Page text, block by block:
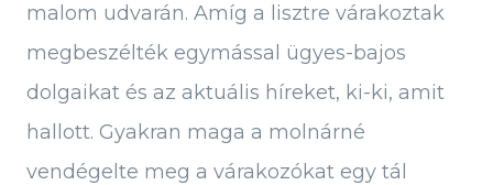
malom udvarán. Amíg a lisztre várakoztak
megbeszélték egymással ügyes-bajos
dolgaikat és az aktuális híreket, ki-ki, amit
hallott. Gyakran maga a molnárné
vendégelte meg a várakozókat egy tál